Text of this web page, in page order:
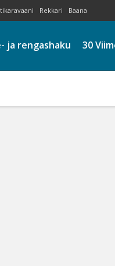
Rekkari Baana
ja rengashaku 30